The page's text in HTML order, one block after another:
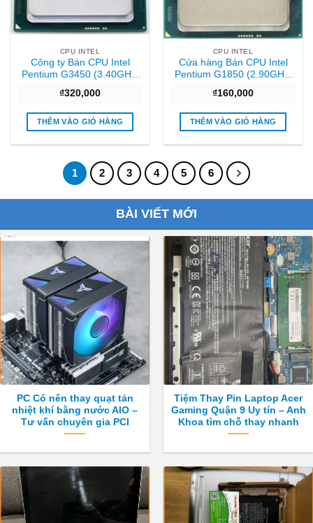
CPU INTEL
Công ty Bán CPU Intel
Pentium G3450 (3.40GHz,
TRAY chưa gồm Fan Giá tốt
₫320,000
THÊM VÀO GIỎ HÀNG
CPU INTEL
Cửa hàng Bán CPU Intel
Pentium G1850 (2.90GHz,
TRAY chưa gồm Fan Sài
gòn
₫160,000
THÊM VÀO GIỎ HÀNG
1 2 3 4 5 6
BÀI VIẾT MỚI
PC Có nên thay quạt tản
nhiệt khí bằng nước AIO –
Tư vấn chuyên gia PCI
Tiệm Thay Pin Laptop Acer
Gaming Quận 9 Uy tín – Anh
Khoa tìm chỗ thay nhanh